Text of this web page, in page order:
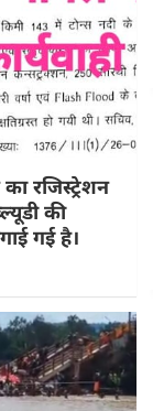
रजिस्ट्रेशन
की
गई है।